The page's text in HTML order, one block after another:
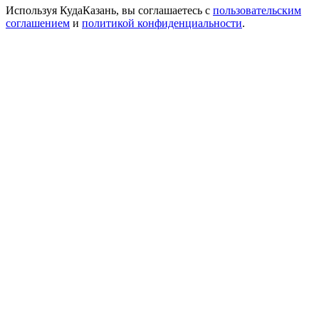
Используя КудаКазань, вы соглашаетесь с пользовательским
соглашением и политикой конфиденциальности.